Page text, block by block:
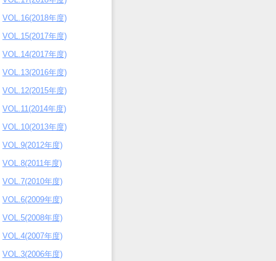
VOL.16(2018年度)
VOL.15(2017年度)
VOL.14(2017年度)
VOL.13(2016年度)
VOL.12(2015年度)
VOL.11(2014年度)
VOL.10(2013年度)
VOL.9(2012年度)
VOL.8(2011年度)
VOL.7(2010年度)
VOL.6(2009年度)
VOL.5(2008年度)
VOL.4(2007年度)
VOL.3(2006年度)